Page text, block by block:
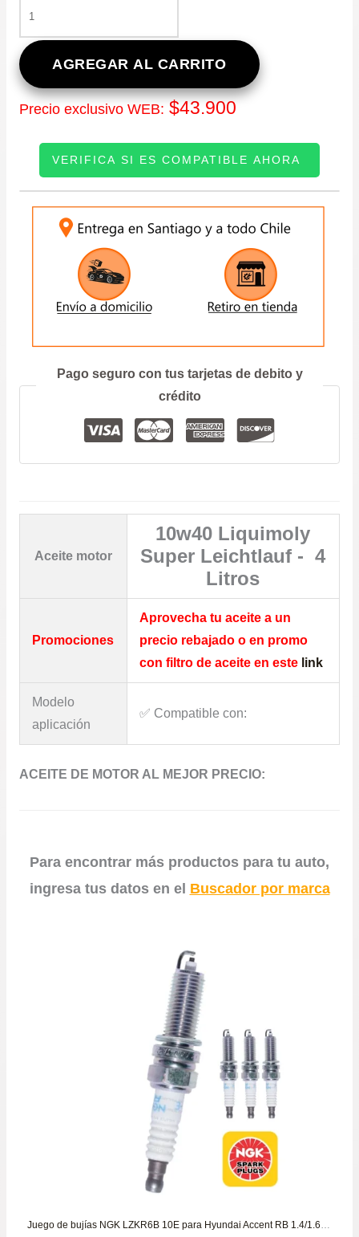
10W40
LIQUIMOLY
SUPER
LEICHTLAUF
CELESTE
TECNOLOGIA
LITROS
AGREGAR AL CARRITO
Precio exclusivo WEB: $43.900
VERIFICA SI ES COMPATIBLE AHORA
Pago seguro con tus tarjetas de debito y
crédito
Aceite motor
10w40 Liquimoly
Super Leichtlauf - 4
Litros
Promociones
Aprovecha tu aceite a un
precio rebajado o en promo
con filtro de aceite en este link
Modelo
aplicación
✅​ Compatible con:
ACEITE DE MOTOR AL MEJOR PRECIO:
Para encontrar más productos para tu auto,
ingresa tus datos en el Buscador por marca
Juego de bujías NGK LZKR6B 10E para Hyundai Accent RB 1.4/1.6 desde 2011 a 2022 – Elantra 1.6/1.8 – Hyundai i30 1.6/2.0 todos los años